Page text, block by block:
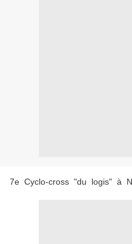
7e Cyclo-cross "du logis" à